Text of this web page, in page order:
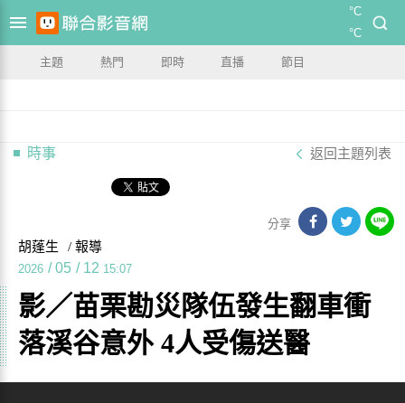
°C
°C
主題 熱門 即時 直播 節目
時事 返回主題列表
分享
胡蓬生 / 報導
2026 / 05 / 12 15:07
影／苗栗勘災隊伍發生翻車衝
落溪谷意外 4人受傷送醫